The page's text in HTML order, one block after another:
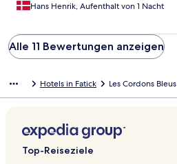
Hans Henrik, Aufenthalt von 1 Nacht
Alle 11 Bewertungen anzeigen
Hotels in Fatick Les Cordons Bleus
Top-Reiseziele